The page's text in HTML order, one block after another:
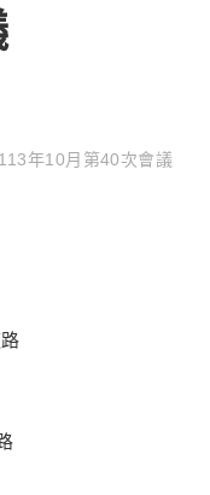
年10月第40次會議